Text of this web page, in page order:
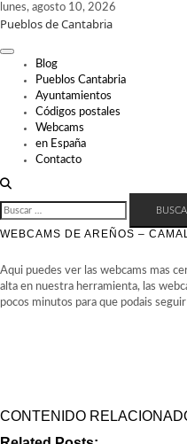
Skip
to
lunes, agosto 10, 2026
Pueblos de Cantabria
Blog
Pueblos Cantabria
Ayuntamientos
Códigos postales
Webcams
en España
Contacto
BUSCAR:
WEBCAMS DE AREÑOS –
Aqui puedes ver las webcams mas
alta en nuestra herramienta, las
pocos minutos para que podais
CONTENIDO